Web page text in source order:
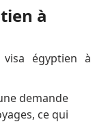
à
visa égyptien à
demande
ce qui